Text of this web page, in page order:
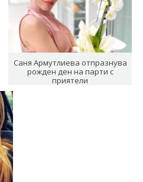
Саня Армутлиева отпразнува
рожден ден на парти с
приятели